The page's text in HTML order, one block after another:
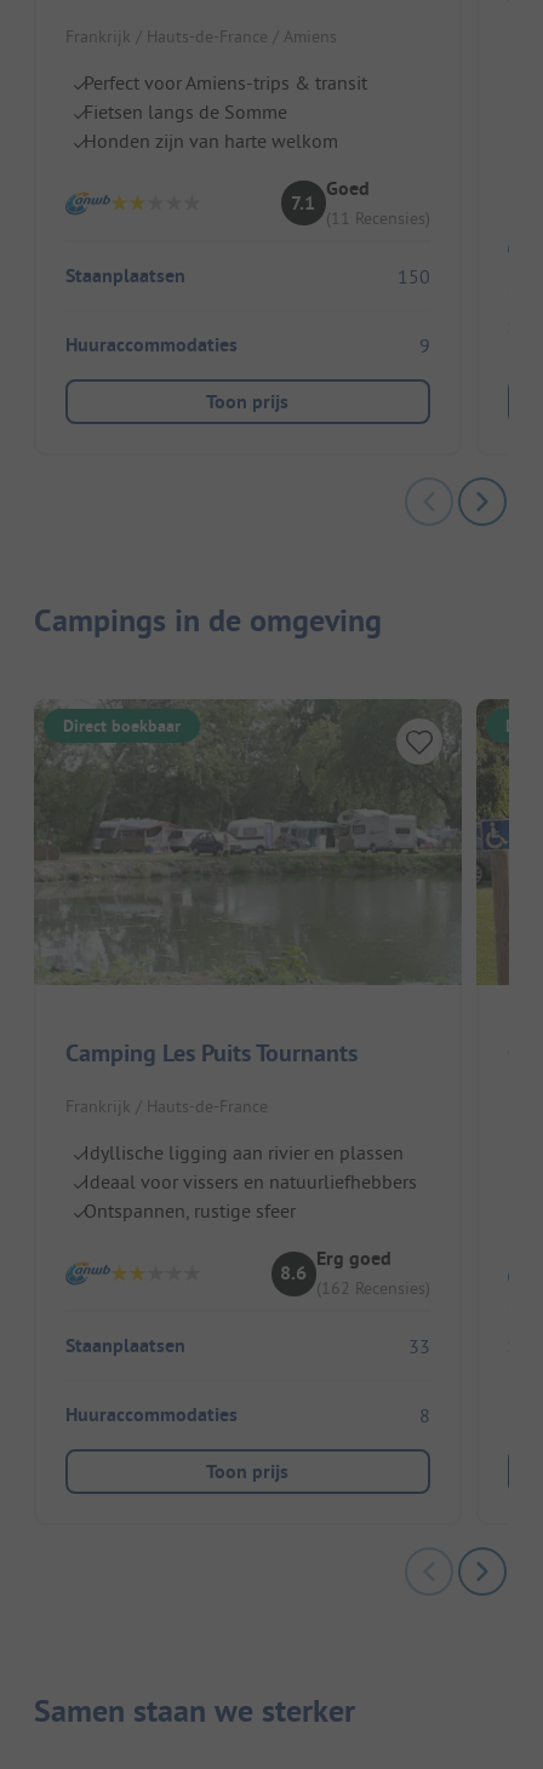
Frankrijk / Hauts-de-France / Amiens
Perfect voor Amiens-trips & transit
Fietsen langs de Somme
Honden zijn van harte welkom
7.1
Goed
(11 Recensies)
Staanplaatsen 150
Huuraccommodaties 9
Toon prijs
Campings in de omgeving
Direct boekbaar
Camping Les Puits Tournants
Frankrijk / Hauts-de-France
Idyllische ligging aan rivier en plassen
Ideaal voor vissers en natuurliefhebbers
Ontspannen, rustige sfeer
8.6
Erg goed
(162 Recensies)
Staanplaatsen 33
Huuraccommodaties 8
Toon prijs
Samen staan we sterker